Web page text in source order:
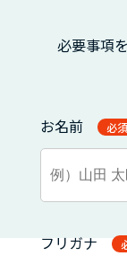
必要事項
お名前 必須
フリガナ